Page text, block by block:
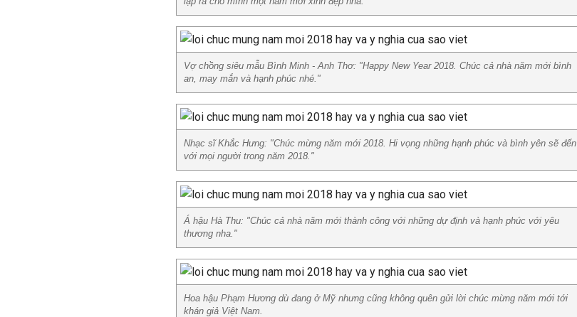
Vợ chồng siêu mẫu Bình Minh - Anh Thơ: "Happy New Year 2018. Chúc cả nhà năm mới bình
an, may mắn và hạnh phúc nhé."
Nhạc sĩ Khắc Hưng: "Chúc mừng năm mới 2018. Hi vọng những hạnh phúc và bình yên sẽ đến
với mọi người trong năm 2018."
Á hậu Hà Thu: "Chúc cả nhà năm mới thành công với những dự định và hạnh phúc với yêu
thương nha."
Hoa hậu Phạm Hương dù đang ở Mỹ nhưng cũng không quên gửi lời chúc mừng năm mới tới
khán giả Việt Nam.